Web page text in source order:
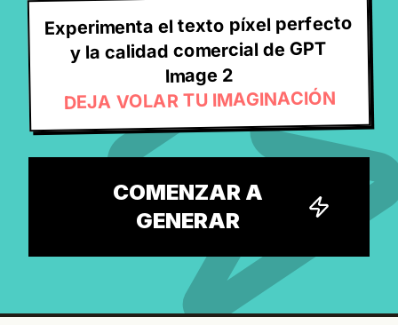
Experimenta el texto píxel perfecto
y la calidad comercial de GPT
Image 2
DEJA VOLAR TU IMAGINACIÓN
COMENZAR A
GENERAR